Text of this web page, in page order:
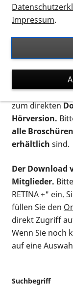
Auf dieser Seite
Ort. Nutzen Sie
nach Flyern
suchen. Die
verschiedenen
postalischen
zum direkten
Hörversion.
alle
erhältlich sind.
Der Download
Mitglieder.
RETINA +" ein.
füllen Sie den
direkt Zugriff
Wenn Sie noch
auf eine
Suchbegriff
Impressum.